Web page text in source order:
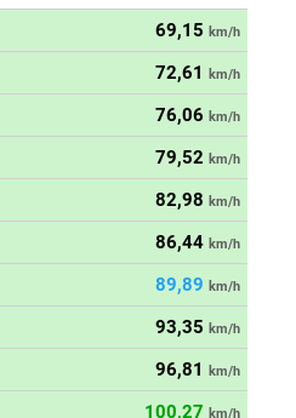
69,15 km/h
72,61 km/h
76,06 km/h
79,52 km/h
82,98 km/h
86,44 km/h
89,89 km/h
93,35 km/h
96,81 km/h
100,27 km/h